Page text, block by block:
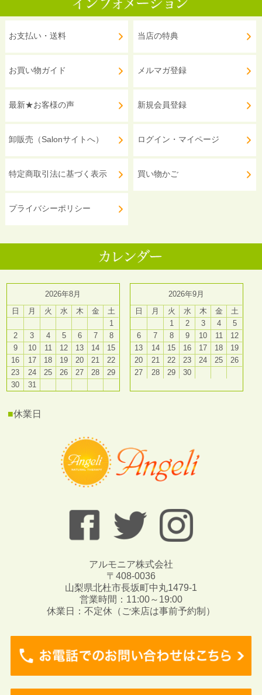
お支払い・送料
お買い物ガイド
最新★お客様の声
卸販売（Salonサイトへ）
特定商取引法に基づく表示
プライバシーポリシー
当店の特典
メルマガ登録
新規会員登録
ログイン・マイページ
買い物かご
2026年8月
日
月 火 水 木 金
土
1
2
3 4 5 6 7
8
9
10 11 12 13 14
15
16
17 18 19 20 21
22
23
24 25 26 27 28
29
30
31
2026年9月
日
月 火 水 木 金
土
1
2 3 4
5
6
7 8 9 10 11
12
13
14 15 16 17 18
19
20
21 22 23 24 25
26
27
28 29 30
■休業日
アルモニア株式会社
〒408-0036
山梨県北杜市長坂町中丸1479-1
営業時間：11:00～19:00
休業日：不定休（ご来店は事前予約制）